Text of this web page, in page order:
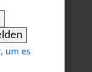
um es